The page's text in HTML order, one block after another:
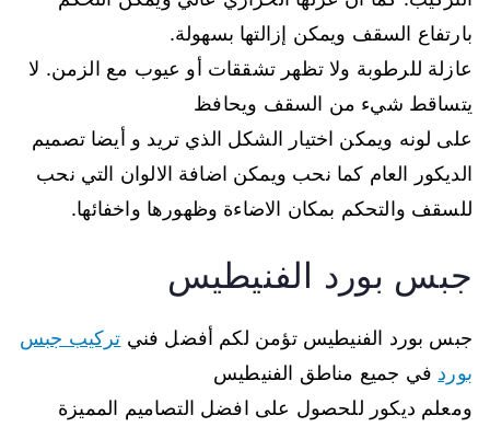
بارتفاع السقف ويمكن إزالتها بسهولة.
عازلة للرطوبة ولا تظهر تشققات أو عيوب مع الزمن. لا
يتساقط شيء من السقف ويحافظ
على لونه ويمكن اختيار الشكل الذي تريد و أيضا تصميم
الديكور العام كما نحب ويمكن اضافة الالوان التي نحب
للسقف والتحكم بمكان الاضاءة وظهورها واخفائها.
جبس بورد الفنيطيس
جبس بورد الفنيطيس تؤمن لكم أفضل فني تركيب جبس
بورد في جميع مناطق الفنيطيس
ومعلم ديكور للحصول على افضل التصاميم المميزة